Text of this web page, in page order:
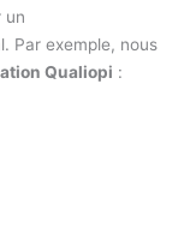
un
Par exemple, nous
Qualiopi :